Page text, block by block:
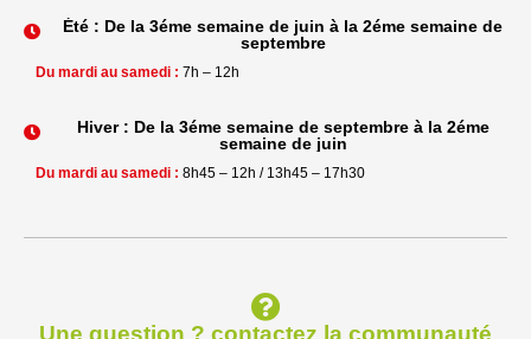
Été : De la 3éme semaine de juin à la 2éme semaine de
septembre
Du mardi au samedi : 7h – 12h
Hiver : De la 3éme semaine de septembre à la 2éme
semaine de juin
Du mardi au samedi : 8h45 – 12h / 13h45 – 17h30
Une question ? contactez la communauté